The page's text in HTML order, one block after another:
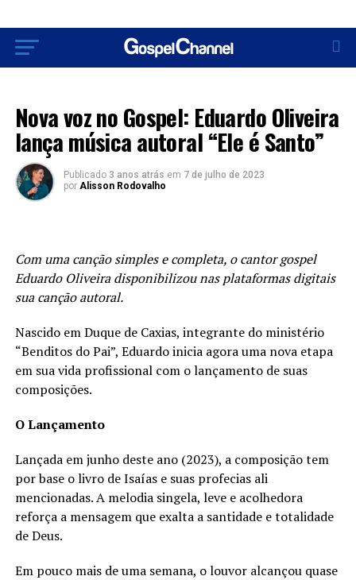
Nova voz no Gospel: Eduardo Oliveira
lança música autoral “Ele é Santo”
Publicado 3 anos atrás em 7 de julho de 2023
por Alisson Rodovalho
Com uma canção simples e completa, o cantor gospel
Eduardo Oliveira disponibilizou nas plataformas digitais
sua canção autoral.
Nascido em Duque de Caxias, integrante do ministério
“Benditos do Pai”, Eduardo inicia agora uma nova etapa
em sua vida profissional com o lançamento de suas
composições.
O Lançamento
Lançada em junho deste ano (2023), a composição tem
por base o livro de Isaías e suas profecias ali
mencionadas. A melodia singela, leve e acolhedora
reforça a mensagem que exalta a santidade e totalidade
de Deus.
Em pouco mais de uma semana, o louvor alcançou quase